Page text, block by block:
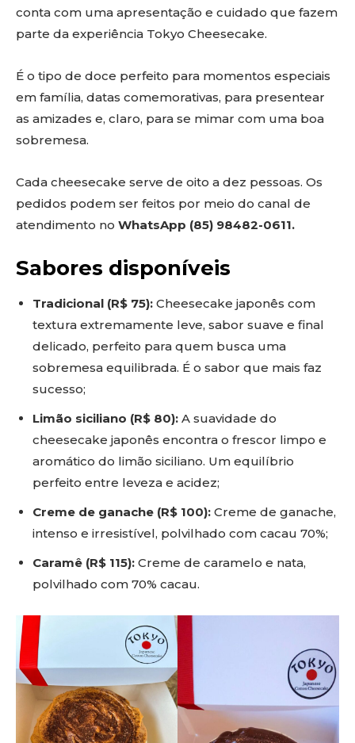
conta com uma apresentação e cuidado que fazem
parte da experiência Tokyo Cheesecake.
É o tipo de doce perfeito para momentos especiais
em família, datas comemorativas, para presentear
as amizades e, claro, para se mimar com uma boa
sobremesa.
Cada cheesecake serve de oito a dez pessoas. Os
pedidos podem ser feitos por meio do canal de
atendimento no WhatsApp (85) 98482-0611.
Sabores disponíveis
Tradicional (R$ 75): Cheesecake japonês com
textura extremamente leve, sabor suave e final
delicado, perfeito para quem busca uma
sobremesa equilibrada. É o sabor que mais faz
sucesso;
Limão siciliano (R$ 80): A suavidade do
cheesecake japonês encontra o frescor limpo e
aromático do limão siciliano. Um equilíbrio
perfeito entre leveza e acidez;
Creme de ganache (R$ 100): Creme de ganache,
intenso e irresistível, polvilhado com cacau 70%;
Caramê (R$ 115): Creme de caramelo e nata,
polvilhado com 70% cacau.